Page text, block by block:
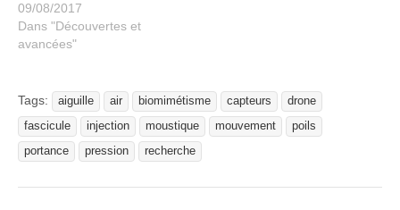
09/08/2017
Dans "Découvertes et
avancées"
Tags: aiguille air biomimétisme capteurs
drone
fascicule
injection moustique mouvement
poils
portance
pression recherche